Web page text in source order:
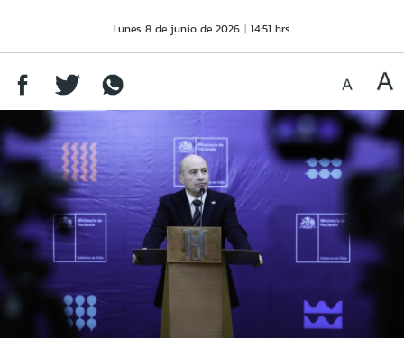
Lunes 8 de junio de 2026 14:51 hrs